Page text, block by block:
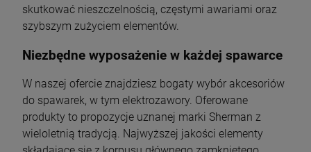
skutkować nieszczelnością, częstymi awariami oraz
szybszym zużyciem elementów.
Niezbędne wyposażenie w każdej spawarce
W naszej ofercie znajdziesz bogaty wybór akcesoriów
do spawarek, w tym elektrozawory. Oferowane
produkty to propozycje uznanej marki Sherman z
wieloletnią tradycją. Najwyższej jakości elementy